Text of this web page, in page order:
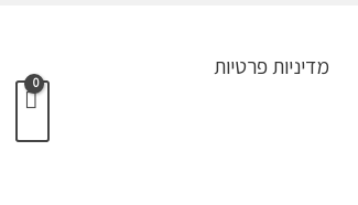
מדיניות פרטיות